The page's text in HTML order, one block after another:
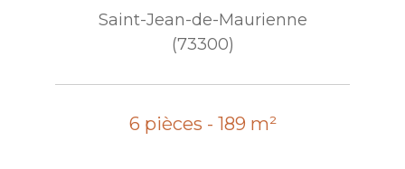
Saint-Jean-de-Maurienne
(73300)
6 pièces - 189 m²